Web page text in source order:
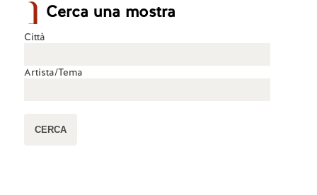
Cerca una mostra
Città
Artista/Tema